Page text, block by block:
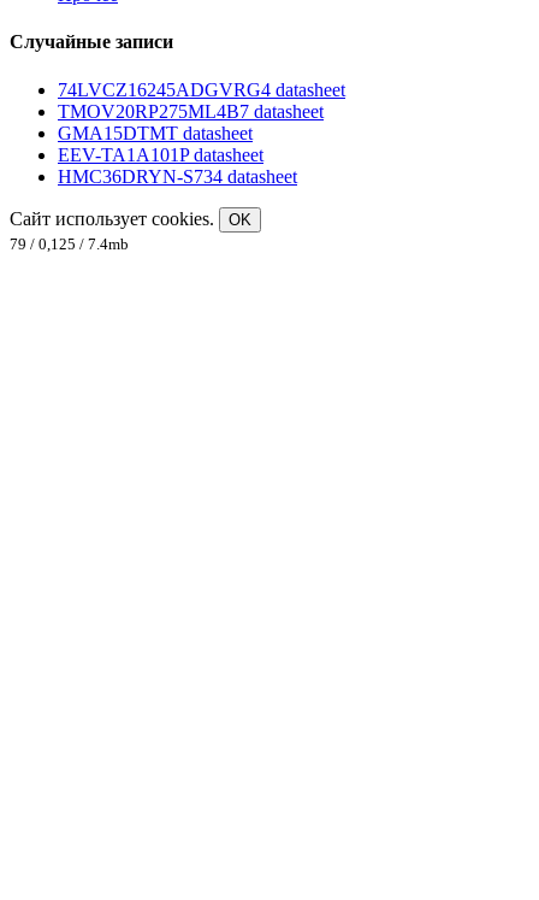
Случайные записи
74LVCZ16245ADGVRG4 datasheet
TMOV20RP275ML4B7 datasheet
GMA15DTMT datasheet
EEV-TA1A101P datasheet
HMC36DRYN-S734 datasheet
Сайт использует cookies.
OK
79 / 0,125 / 7.4mb